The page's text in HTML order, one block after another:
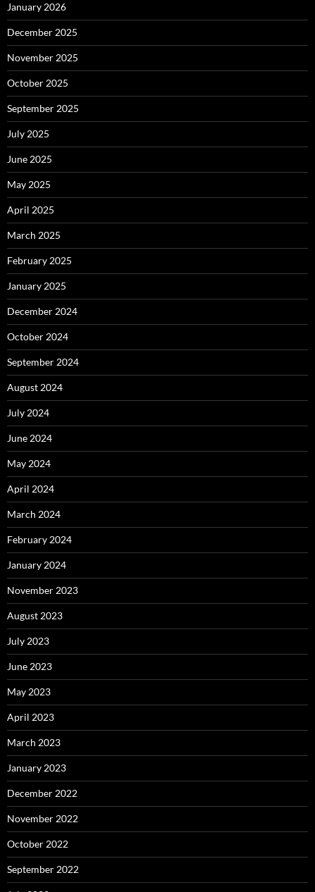
January 2026
December 2025
November 2025
October 2025
September 2025
July 2025
June 2025
May 2025
April 2025
March 2025
February 2025
January 2025
December 2024
October 2024
September 2024
August 2024
July 2024
June 2024
May 2024
April 2024
March 2024
February 2024
January 2024
November 2023
August 2023
July 2023
June 2023
May 2023
April 2023
March 2023
January 2023
December 2022
November 2022
October 2022
September 2022